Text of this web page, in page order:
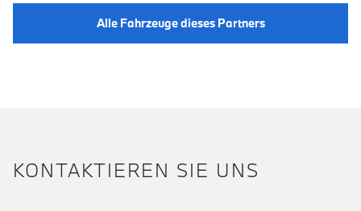
Alle Fahrzeuge dieses Partners
KONTAKTIEREN SIE UNS